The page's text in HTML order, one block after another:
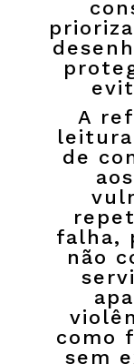
A
de
falha,
não
como
sem